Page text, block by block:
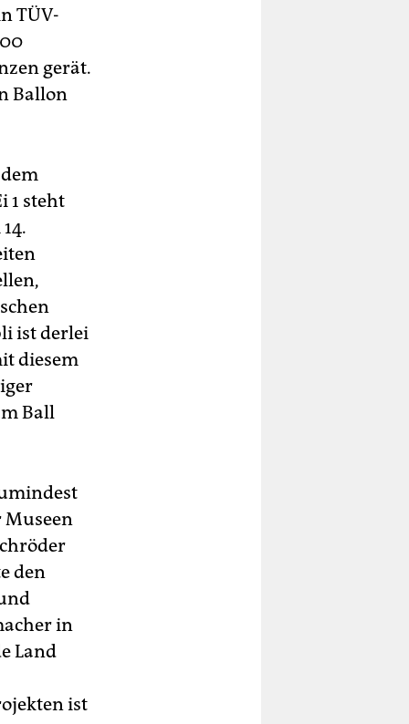
TÜV-
gerät.
Ballon
1 steht
ist derlei
diesem
Ball
Museen
den
in
Land
ist